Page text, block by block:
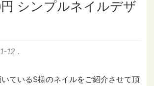
円 シンプルネイルデザ
12 .
ているS様のネイルをご紹介させて頂